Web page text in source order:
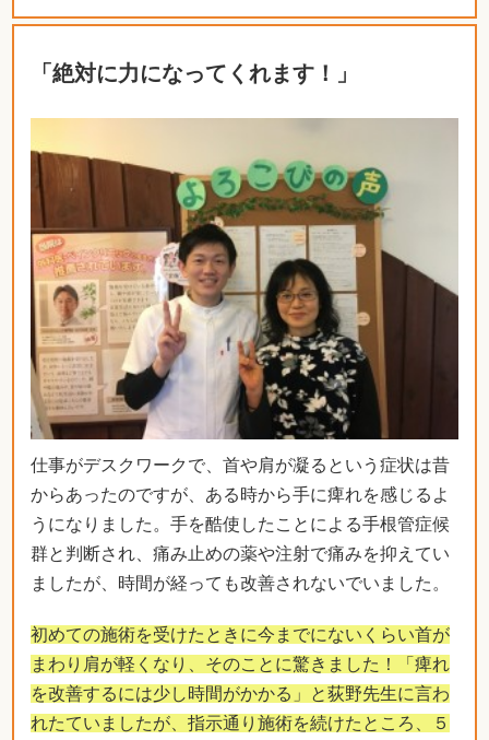
「絶対に力になってくれます！」
仕事がデスクワークで、首や肩が凝るという症状は昔
からあったのですが、ある時から手に痺れを感じるよ
うになりました。手を酷使したことによる手根管症候
群と判断され、痛み止めの薬や注射で痛みを抑えてい
ましたが、時間が経っても改善されないでいました。
初めての施術を受けたときに今までにないくらい首が
まわり肩が軽くなり、そのことに驚きました！「痺れ
を改善するには少し時間がかかる」と荻野先生に言わ
れたていましたが、指示通り施術を続けたところ、５